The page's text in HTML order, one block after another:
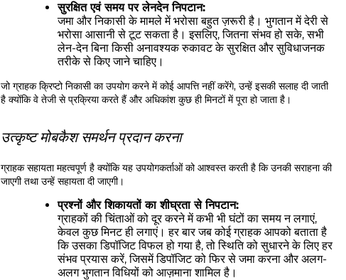
सुरक्षित एवं समय पर लेनदेन निपटान:
जमा और निकासी के मामले में भरोसा बहुत ज़रूरी है। भुगतान में देरी से
भरोसा आसानी से टूट सकता है। इसलिए, जितना संभव हो सके, सभी
लेन-देन बिना किसी अनावश्यक रुकावट के सुरक्षित और सुविधाजनक
तरीके से किए जाने चाहिए।
जो ग्राहक क्रिप्टो निकासी का उपयोग करने में कोई आपत्ति नहीं करेंगे, उन्हें इसकी सलाह दी जाती
है क्योंकि वे तेजी से प्रक्रिया करते हैं और अधिकांश कुछ ही मिनटों में पूरा हो जाता है।
उत्कृष्ट मोबकैश समर्थन प्रदान करना
ग्राहक सहायता महत्वपूर्ण है क्योंकि यह उपयोगकर्ताओं को आश्वस्त करती है कि उनकी सराहना की
जाएगी तथा उन्हें सहायता दी जाएगी।
प्रश्नों और शिकायतों का शीघ्रता से निपटान:
ग्राहकों की चिंताओं को दूर करने में कभी भी घंटों का समय न लगाएं,
केवल कुछ मिनट ही लगाएं। हर बार जब कोई ग्राहक आपको बताता है
कि उसका डिपॉजिट विफल हो गया है, तो स्थिति को सुधारने के लिए हर
संभव प्रयास करें, जिसमें डिपॉजिट को फिर से जमा करना और अलग-
अलग भुगतान विधियों को आज़माना शामिल है।